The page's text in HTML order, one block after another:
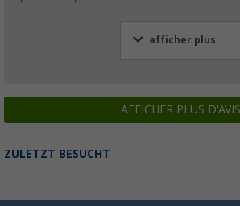
afficher plus
AFFICHER PLUS D'AVIS
ZULETZT BESUCHT